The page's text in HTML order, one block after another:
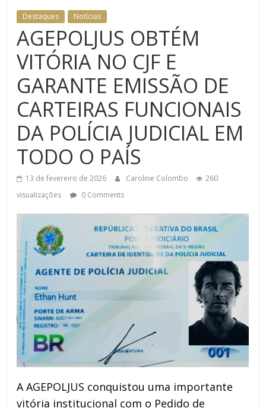
DOMÉSTICA NO TRT-RN
Destaques Notícias
AGEPOLJUS OBTÉM
VITÓRIA NO CJF E
GARANTE EMISSÃO DE
CARTEIRAS FUNCIONAIS
DA POLÍCIA JUDICIAL EM
TODO O PAÍS
13 de fevereiro de 2026 Caroline Colombo
260
visualizações
0 Comments
A AGEPOLJUS conquistou uma importante
vitória institucional com o Pedido de